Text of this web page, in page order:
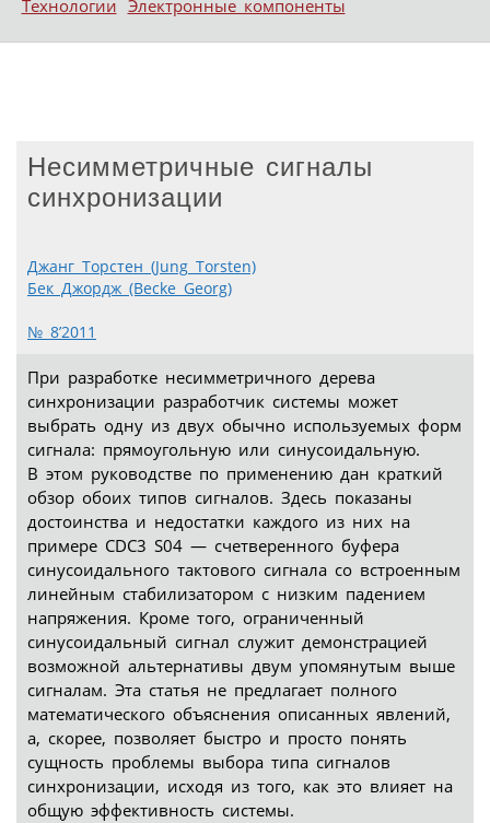
Технологии Электронные компоненты
Несимметричные сигналы
синхронизации
Джанг Торстен (Jung Torsten)
Бек Джордж (Becke Georg)
№ 8’2011
При разработке несимметричного дерева
синхронизации разработчик системы может
выбрать одну из двух обычно используемых форм
сигнала: прямоугольную или синусоидальную.
В этом руководстве по применению дан краткий
обзор обоих типов сигналов. Здесь показаны
достоинства и недостатки каждого из них на
примере CDC3 S04 — счетверенного буфера
синусоидального тактового сигнала со встроенным
линейным стабилизатором с низким падением
напряжения. Кроме того, ограниченный
синусоидальный сигнал служит демонстрацией
возможной альтернативы двум упомянутым выше
сигналам. Эта статья не предлагает полного
математического объяснения описанных явлений,
а, скорее, позволяет быстро и просто понять
сущность проблемы выбора типа сигналов
синхронизации, исходя из того, как это влияет на
общую эффективность системы.